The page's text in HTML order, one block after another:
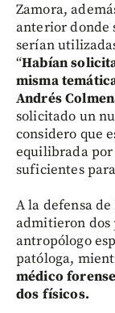
Zamora,
anterior donde
serían
“Habían
misma
Andrés
solicitado un
considero que
equilibrada por
suficientes
A la defensa
admitieron dos
antropólogo
patóloga,
médico
dos físicos.